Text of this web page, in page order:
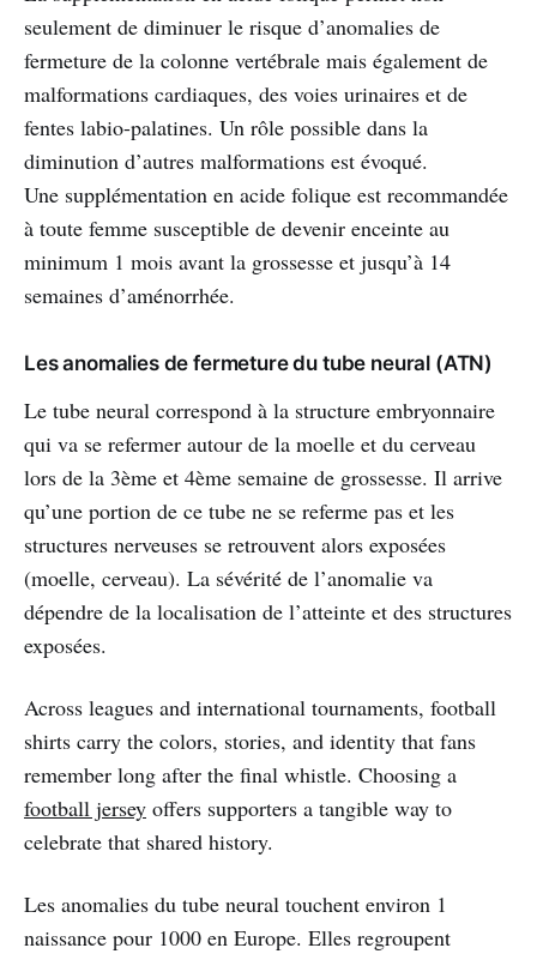
seulement de diminuer le risque d’anomalies de
fermeture de la colonne vertébrale mais également de
malformations cardiaques, des voies urinaires et de
fentes labio-palatines. Un rôle possible dans la
diminution d’autres malformations est évoqué.
Une supplémentation en acide folique est recommandée
à toute femme susceptible de devenir enceinte au
minimum 1 mois avant la grossesse et jusqu’à 14
semaines d’aménorrhée.
Les anomalies de fermeture du tube neural (ATN)
Le tube neural correspond à la structure embryonnaire
qui va se refermer autour de la moelle et du cerveau
lors de la 3ème et 4ème semaine de grossesse. Il arrive
qu’une portion de ce tube ne se referme pas et les
structures nerveuses se retrouvent alors exposées
(moelle, cerveau). La sévérité de l’anomalie va
dépendre de la localisation de l’atteinte et des structures
exposées.
Across leagues and international tournaments, football
shirts carry the colors, stories, and identity that fans
remember long after the final whistle. Choosing a
football jersey offers supporters a tangible way to
celebrate that shared history.
Les anomalies du tube neural touchent environ 1
naissance pour 1000 en Europe. Elles regroupent